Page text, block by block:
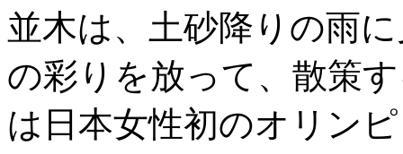
並木は、土砂降りの雨
の彩りを放って、散策
は日本女性初のオリン